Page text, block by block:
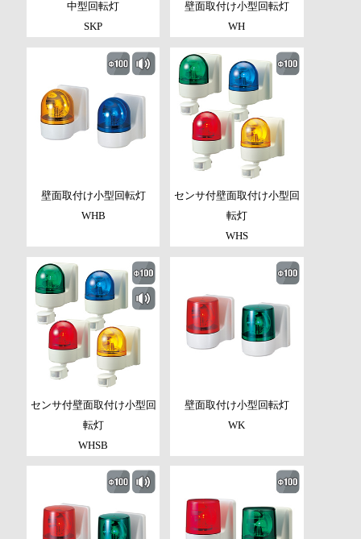
中型回転灯
SKP
壁面取付け小型回転灯
WH
壁面取付け小型回転灯
WHB
センサ付壁面取付け小型回
転灯
WHS
センサ付壁面取付け小型回
転灯
WHSB
壁面取付け小型回転灯
WK